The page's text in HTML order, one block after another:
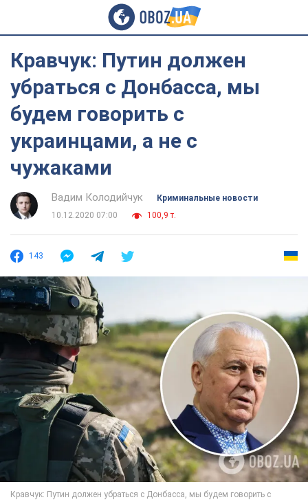
Кравчук: Путин должен
убраться с Донбасса, мы
будем говорить с
украинцами, а не с
чужаками
Вадим Колодийчук
Криминальные новости
10.12.2020 07:00
100,9 т.
143